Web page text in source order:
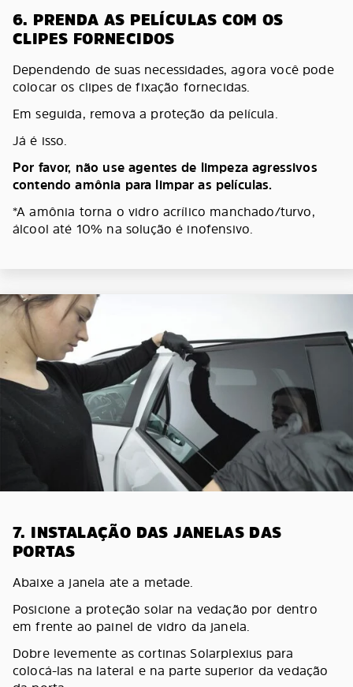
6. PRENDA AS PELÍCULAS COM OS
CLIPES FORNECIDOS
Dependendo de suas necessidades, agora você pode
colocar os clipes de fixação fornecidas.
Em seguida, remova a proteção da película.
Já é isso.
Por favor, não use agentes de limpeza agressivos
contendo amônia para limpar as películas.
*A amônia torna o vidro acrílico manchado/turvo,
álcool até 10% na solução é inofensivo.
7. INSTALAÇÃO DAS JANELAS DAS
PORTAS
Abaixe a janela ate a metade.
Posicione a proteção solar na vedação por dentro
em frente ao painel de vidro da janela.
Dobre levemente as cortinas Solarplexius para
colocá-las na lateral e na parte superior da vedação